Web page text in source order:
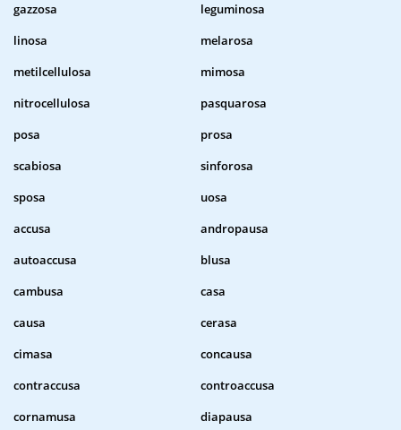
gazzosa
leguminosa
linosa
melarosa
metilcellulosa
mimosa
nitrocellulosa
pasquarosa
posa
prosa
scabiosa
sinforosa
sposa
uosa
accusa
andropausa
autoaccusa
blusa
cambusa
casa
causa
cerasa
cimasa
concausa
contraccusa
controaccusa
cornamusa
diapausa